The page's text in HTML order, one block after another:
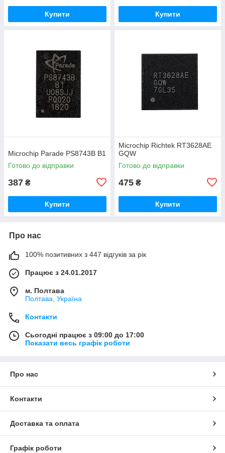
Купити Купити
Microchip Parade PS8743B B1
Готово до відправки
387 ₴
Купити
Microchip Richtek RT3628AE
GQW
Готово до відправки
475 ₴
Купити
Про нас
100% позитивних з 447 відгуків за рік
Працює з 24.01.2017
м. Полтава
Полтава, Україна
Контакти
Сьогодні працює з 09:00 до 17:00
Показати весь графік роботи
Про нас
Контакти
Доставка та оплата
Графік роботи